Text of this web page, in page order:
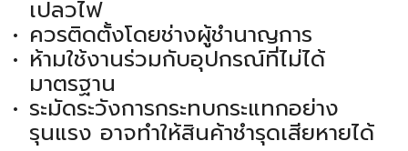
เปลวไฟ
ควรติดตั้งโดยช่างผู้ชำนาญการ
ห้ามใช้งานร่วมกับอุปกรณ์ที่ไม่ได้
มาตรฐาน
ระมัดระวังการกระทบกระแทกอย่าง
รุนแรง อาจทำให้สินค้าชำรุดเสียหายได้